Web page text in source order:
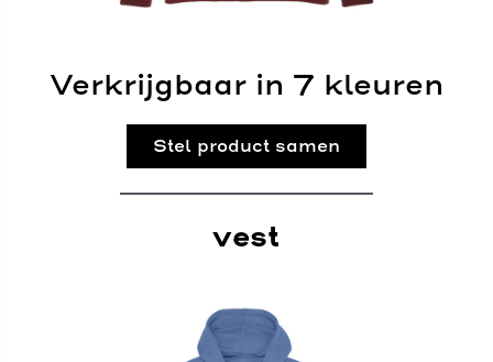
Verkrijgbaar in 7 kleuren
Stel product samen
vest